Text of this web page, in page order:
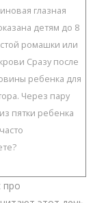
глазная
детям до 8
ромашки или
Сразу после
ребенка для
Через пару
пятки ребенка
про